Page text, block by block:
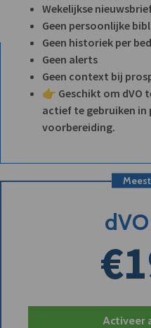
Wekelijkse
Geen persoonlijke
Geen historiek per
Geen alerts
Geen context bij
👉 Geschikt om dVO
actief te gebruiken
voorbereiding.
Activeer